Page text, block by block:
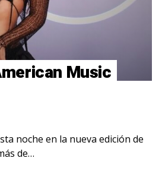
Music
noche en la nueva edición de
de…